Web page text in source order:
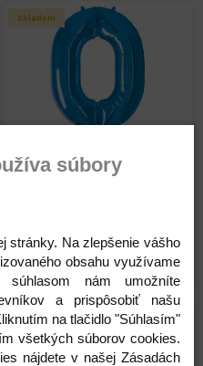
Skladom
Qualatex Balón - fóliová
číslica - 0 - Modrá - 85 cm
Detail
Skladom
súbory
stránky. Na zlepšenie vášho
obsahu využívame
nám umožníte
a prispôsobiť našu
na tlačidlo "Súhlasím"
všetkých súborov cookies.
nájdete v našej Zásadách